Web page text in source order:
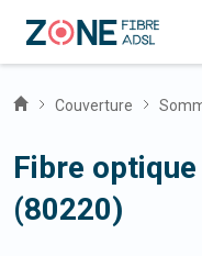
Couverture
Fibre
(80220)